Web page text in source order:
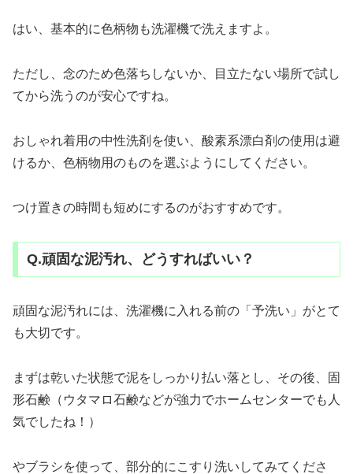
はい、基本的に色柄物も洗濯機で洗えますよ。
ただし、念のため色落ちしないか、目立たない場所で試し
てから洗うのが安心ですね。
おしゃれ着用の中性洗剤を使い、酸素系漂白剤の使用は避
けるか、色柄物用のものを選ぶようにしてください。
つけ置きの時間も短めにするのがおすすめです。
Q.頑固な泥汚れ、どうすればいい？
頑固な泥汚れには、洗濯機に入れる前の「予洗い」がとて
も大切です。
まずは乾いた状態で泥をしっかり払い落とし、その後、固
形石鹸（ウタマロ石鹸などが強力でホームセンターでも人
気でしたね！）
やブラシを使って、部分的にこすり洗いしてみてくださ